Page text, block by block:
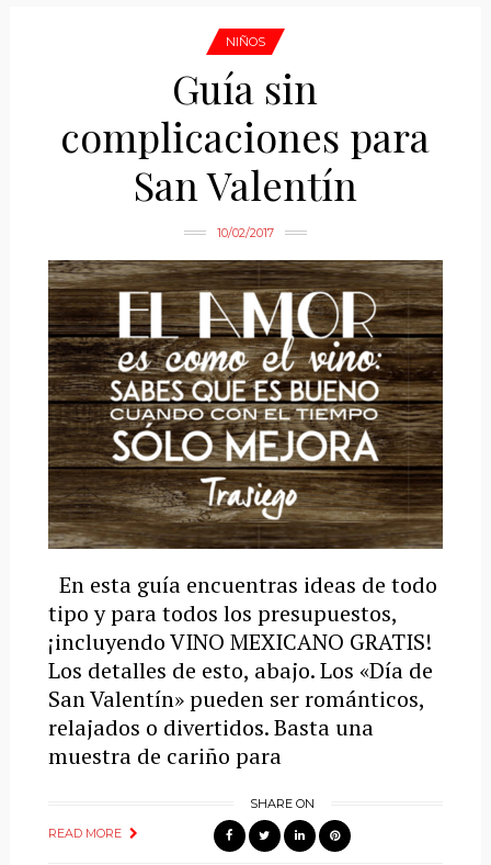
NIÑOS
Guía sin
complicaciones para
San Valentín
10/02/2017
En esta guía encuentras ideas de todo
tipo y para todos los presupuestos,
¡incluyendo VINO MEXICANO GRATIS!
Los detalles de esto, abajo. Los «Día de
San Valentín» pueden ser románticos,
relajados o divertidos. Basta una
muestra de cariño para
READ MORE
SHARE ON